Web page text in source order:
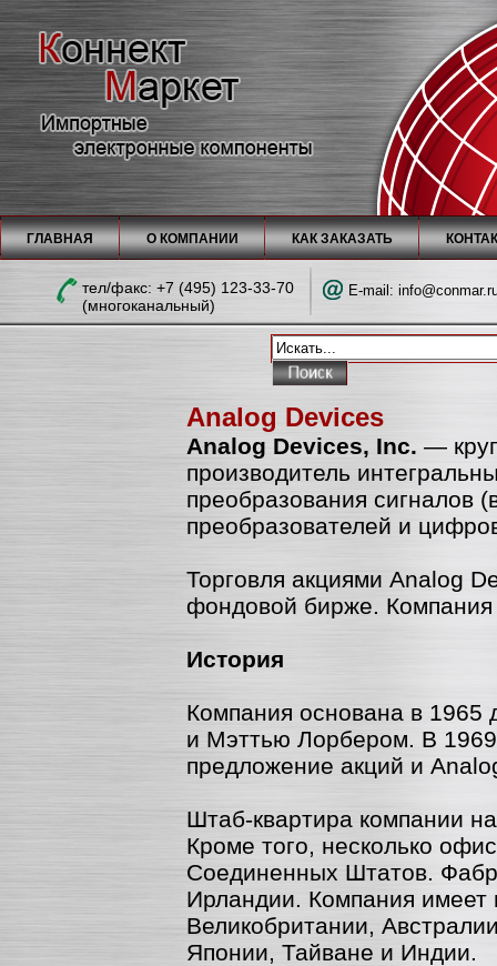
ГЛАВНАЯ О КОМПАНИИ КАК ЗАКАЗАТЬ
тел/факc: +7 (495) 123-33-70
(многоканальный)
E-mail:
Analog Devices
Analog Devices, Inc. —
производитель
преобразования сигналов
преобразователей и
Торговля акциями Analog
фондовой бирже. Компания
История
Компания основана в
и Мэттью Лорбером. В 1969
предложение акций и
Штаб-квартира компании
Кроме того, несколько
Соединенных Штатов.
Ирландии. Компания имеет
Великобритании,
Японии, Тайване и Индии.